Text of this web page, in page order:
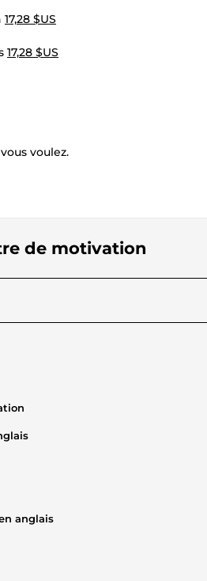
17,28 $US
17,28 $US
voulez.
de motivation
anglais